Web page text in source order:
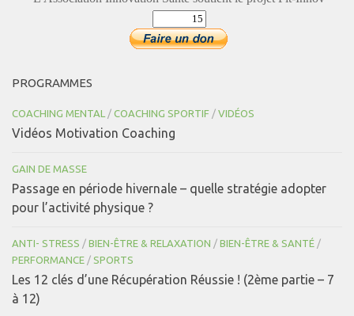
PROGRAMMES
COACHING MENTAL / COACHING SPORTIF / VIDÉOS
Vidéos Motivation Coaching
GAIN DE MASSE
Passage en période hivernale – quelle stratégie adopter
pour l’activité physique ?
ANTI- STRESS / BIEN-ÊTRE & RELAXATION / BIEN-ÊTRE & SANTÉ /
PERFORMANCE / SPORTS
Les 12 clés d’une Récupération Réussie ! (2ème partie – 7
à 12)